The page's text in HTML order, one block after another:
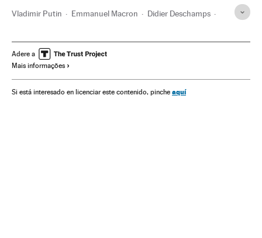
Vladimir Putin Emmanuel Macron Didier Deschamps
Copa do mundo Campeonato mundial
Competições
Adere a
Mais informações
Si está interesado en licenciar este contenido, pinche aquí